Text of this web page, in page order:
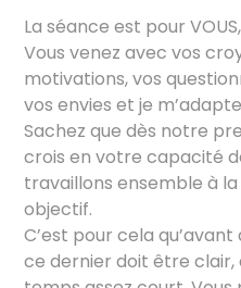
La séance est pour
Vous venez avec vos
motivations, vos
vos envies et je
Sachez que dès notre
crois en votre capacité
travaillons ensemble à
objectif.
C’est pour cela
ce dernier doit être clair,